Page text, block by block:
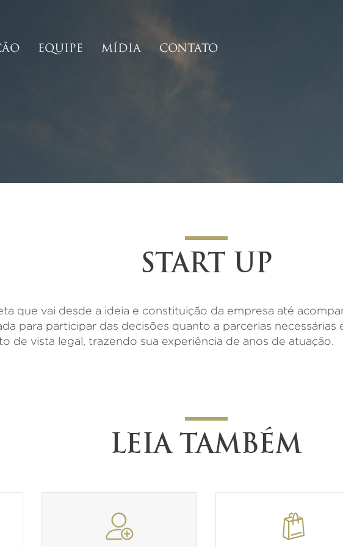
EQUIPE MÍDIA CONTATO
START UP
que vai desde a ideia e constituição da empresa até
para participar das decisões quanto a parcerias
de vista legal, trazendo sua experiência de anos de atuação.
LEIA TAMBÉM